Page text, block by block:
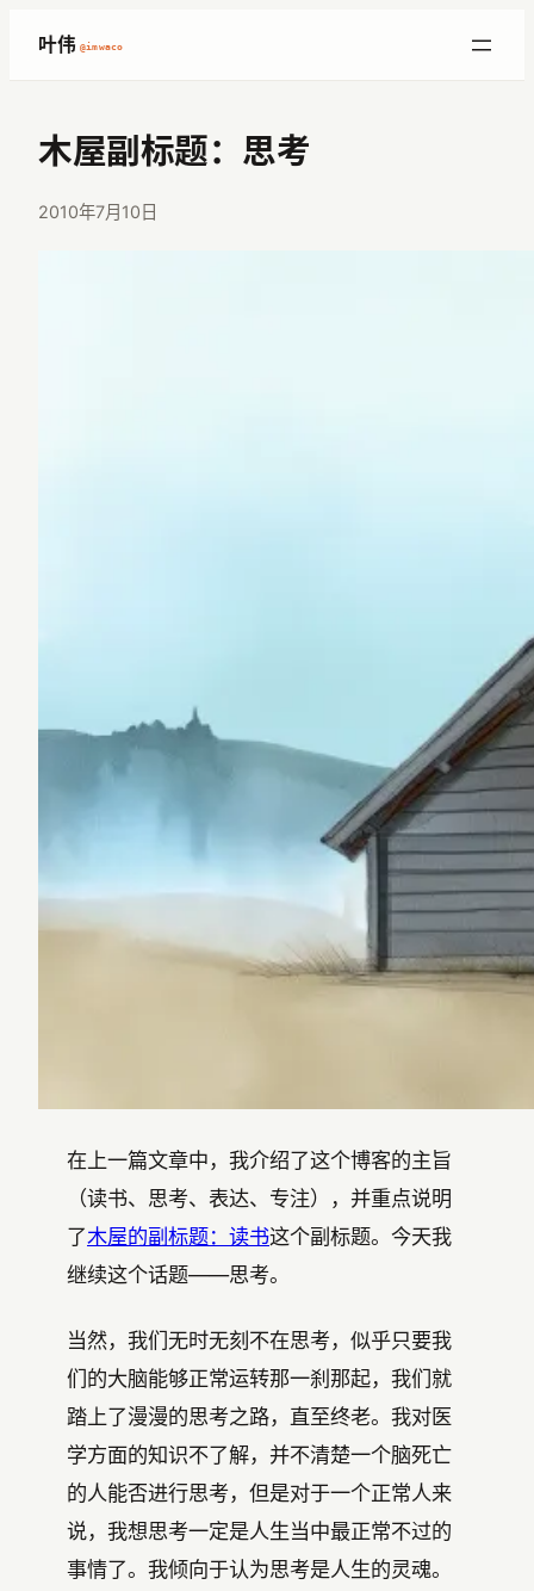
内
叶伟 @imwaco
木屋副标题：思考
2010年7月10日
在上一篇文章中，我介绍了这个博客的主旨
（读书、思考、表达、专注），并重点说明
了木屋的副标题：读书这个副标题。今天我
继续这个话题——思考。
当然，我们无时无刻不在思考，似乎只要我
们的大脑能够正常运转那一刹那起，我们就
踏上了漫漫的思考之路，直至终老。我对医
学方面的知识不了解，并不清楚一个脑死亡
的人能否进行思考，但是对于一个正常人来
说，我想思考一定是人生当中最正常不过的
事情了。我倾向于认为思考是人生的灵魂。